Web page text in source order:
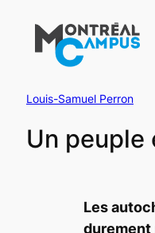
contenu
Louis-Samuel Perron
Un peuple
Les
durement